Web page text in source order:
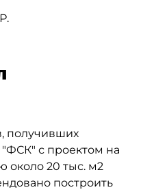
получивших
с проектом на
около 20 тыс. м2
построить